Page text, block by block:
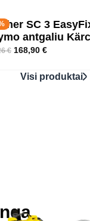
SC 3
antgaliu
€ 168,90 €
Visi produktai